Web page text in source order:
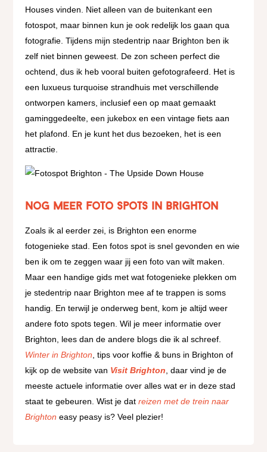
Houses vinden. Niet alleen van de buitenkant een
fotospot, maar binnen kun je ook redelijk los gaan qua
fotografie. Tijdens mijn stedentrip naar Brighton ben ik
zelf niet binnen geweest. De zon scheen perfect die
ochtend, dus ik heb vooral buiten gefotografeerd. Het is
een luxueus turquoise strandhuis met verschillende
ontworpen kamers, inclusief een op maat gemaakt
gaminggedeelte, een jukebox en een vintage fiets aan
het plafond. En je kunt het dus bezoeken, het is een
attractie.
Nog meer foto spots in Brighton
Zoals ik al eerder zei, is Brighton een enorme
fotogenieke stad. Een fotos spot is snel gevonden en wie
ben ik om te zeggen waar jij een foto van wilt maken.
Maar een handige gids met wat fotogenieke plekken om
je stedentrip naar Brighton mee af te trappen is soms
handig. En terwijl je onderweg bent, kom je altijd weer
andere foto spots tegen. Wil je meer informatie over
Brighton, lees dan de andere blogs die ik al schreef.
Winter in Brighton , tips voor koffie & buns in Brighton of
kijk op de website van Visit Brighton , daar vind je de
meeste actuele informatie over alles wat er in deze stad
staat te gebeuren. Wist je datreizen met de trein naar
Brighton easy peasy is? Veel plezier!